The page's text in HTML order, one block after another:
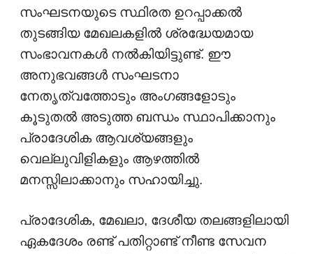
സംഘടനയുടെ സ്ഥിരത ഉറപ്പാക്കൽ
തുടങ്ങിയ മേഖലകളിൽ ശ്രദ്ധേയമായ
സംഭാവനകൾ നൽകിയിട്ടുണ്ട്. ഈ
അനുഭവങ്ങൾ സംഘടനാ
നേതൃത്വത്തോടും അംഗങ്ങളോടും
കൂടുതൽ അടുത്ത ബന്ധം സ്ഥാപിക്കാനും
പ്രാദേശിക ആവശ്യങ്ങളും
വെല്ലുവിളികളും ആഴത്തിൽ
മനസ്സിലാക്കാനും സഹായിച്ചു.
പ്രാദേശിക, മേഖലാ, ദേശീയ തലങ്ങളിലായി
ഏകദേശം രണ്ട് പതിറ്റാണ്ട് നീണ്ട സേവന